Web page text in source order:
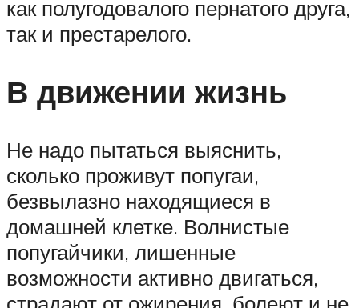
как полугодовалого пернатого друга,
так и престарелого.
В движении жизнь
Не надо пытаться выяснить,
сколько проживут попугаи,
безвылазно находящиеся в
домашней клетке. Волнистые
попугайчики, лишенные
возможности активно двигаться,